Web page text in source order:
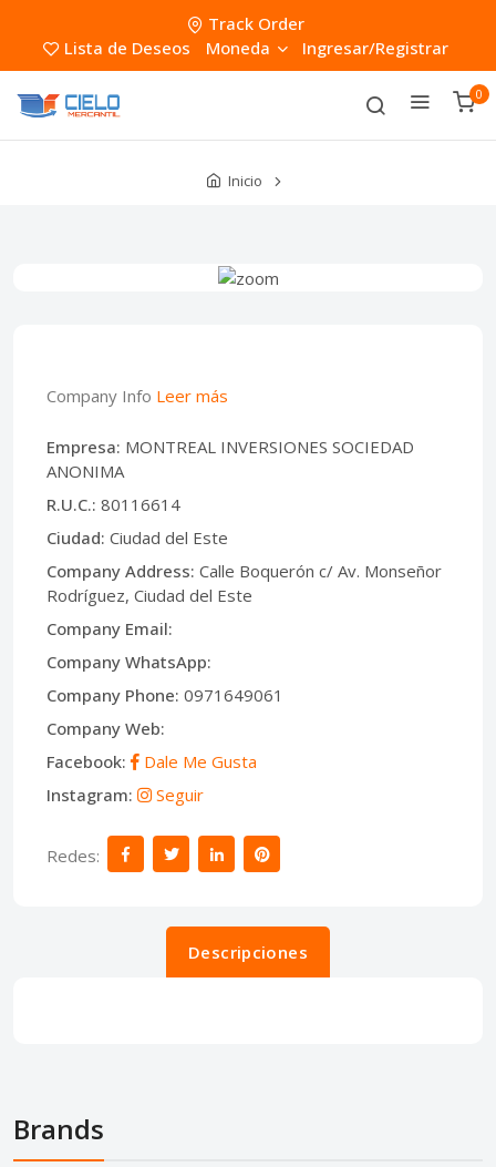
Track Order
Lista de Deseos
Moneda Ingresar/Registrar
0
Inicio
Company Info Leer más
Empresa: MONTREAL INVERSIONES SOCIEDAD
ANONIMA
R.U.C.: 80116614
Ciudad: Ciudad del Este
Company Address: Calle Boquerón c/ Av. Monseñor
Rodríguez, Ciudad del Este
Company Email:
Company WhatsApp:
Company Phone: 0971649061
Company Web:
Facebook:
Dale Me Gusta
Instagram:
Seguir
Redes:
Descripciones
Brands